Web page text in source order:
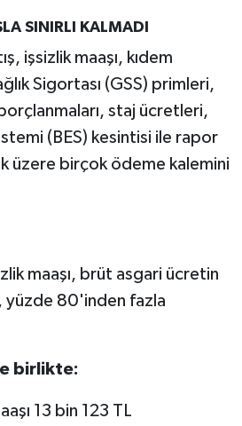
SINIRLI KALMADI
işsizlik maaşı, kıdem
Sigortası (GSS) primleri,
staj ücretleri,
(BES) kesintisi ile rapor
üzere birçok ödeme kalemini
maaşı, brüt asgari ücretin
yüzde 80'inden fazla
birlikte:
13 bin 123 TL